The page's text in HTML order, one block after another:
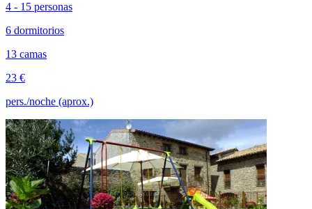
4 - 15 personas
6 dormitorios
13 camas
23 €
pers./noche (aprox.)